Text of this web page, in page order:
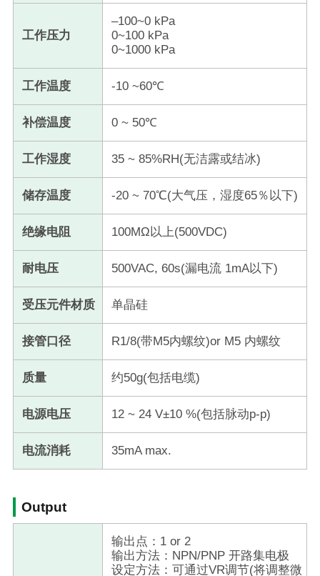
工作压力
–100~0 kPa
0~100 kPa
0~1000 kPa
工作温度 -10 ~60℃
补偿温度 0 ~ 50℃
工作湿度 35 ~ 85%RH(无洁露或结冰)
储存温度 -20 ~ 70℃(大气压，湿度65％以下)
绝缘电阻 100MΩ以上(500VDC)
耐电压 500VAC, 60s(漏电流 1mA以下)
受压元件材质 单晶硅
接管口径 R1/8(带M5内螺纹)or M5 内螺纹
质量 约50g(包括电缆)
电源电压 12 ~ 24 V±10 %(包括脉动p-p)
电流消耗 35mA max.
Output
输出点：1 or 2
输出方法：NPN/PNP 开路集电极
设定方法：可通过VR调节(将调整微